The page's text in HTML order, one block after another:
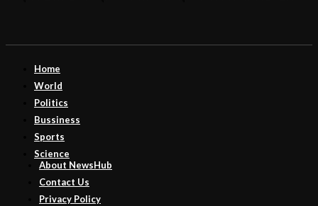
Home
World
Politics
Bussiness
Sports
Science
About NewsHub
Contact Us
Privacy Policy